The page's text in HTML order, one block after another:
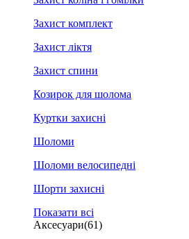
Захист комплект
Захист ліктя
Захист спини
Козирок для шолома
Куртки захисні
Шоломи
Шоломи велосипедні
Шорти захисні
Показати всі
Аксесуари(61)